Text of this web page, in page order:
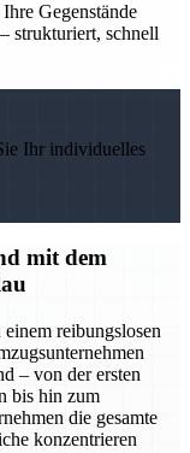
Gegenstände
strukturiert, schnell
Ihr individuelles
mit dem
reibungslosen
– von der ersten
bis hin zum
die gesamte
konzentrieren